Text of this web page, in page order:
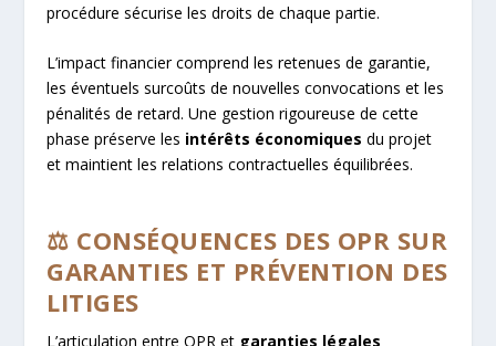
procédure sécurise les droits de chaque partie.
L’impact financier comprend les retenues de garantie,
les éventuels surcoûts de nouvelles convocations et les
pénalités de retard. Une gestion rigoureuse de cette
phase préserve les intérêts économiques du projet
et maintient les relations contractuelles équilibrées.
⚖️ CONSÉQUENCES DES OPR SUR
GARANTIES ET PRÉVENTION DES
LITIGES
L’articulation entre OPR et garanties légales